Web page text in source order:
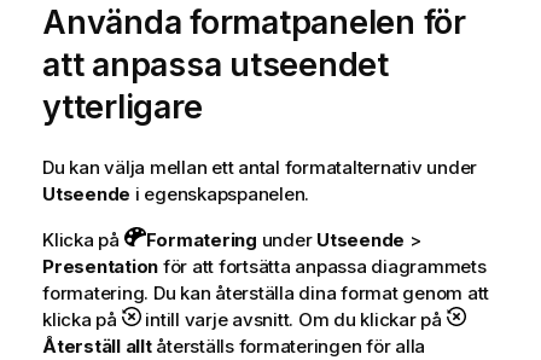
Använda formatpanelen för
att anpassa utseendet
ytterligare
Du kan välja mellan ett antal formatalternativ under
Utseende i egenskapspanelen.
Klicka på
Formatering under Utseende >
Presentation för att fortsätta anpassa diagrammets
formatering. Du kan återställa dina format genom att
klicka på
intill varje avsnitt. Om du klickar på
Återställ alltåterställs formateringen för alla